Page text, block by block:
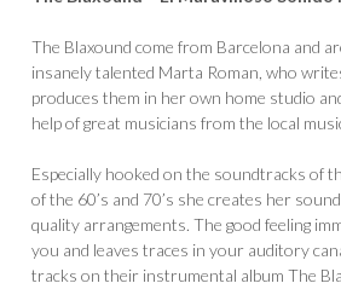
The Blaxound come from Barcelona and
insanely talented Marta Roman, who
produces them in her own home studio
help of great musicians from the local
Especially hooked on the soundtracks of
of the 60’s and 70’s she creates her
quality arrangements. The good feeling
you and leaves traces in your auditory
tracks on their instrumental album The